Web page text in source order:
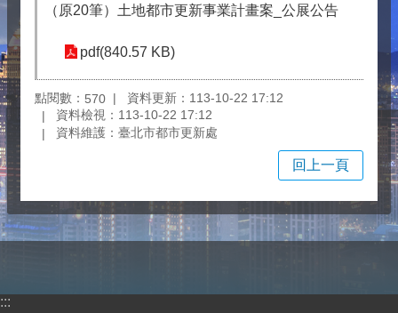
（原20筆）土地都市更新事業計畫案_公展公告
pdf(840.57 KB)
點閱數： 570
資料更新：113-10-22 17:12
資料檢視：113-10-22 17:12
資料維護：臺北市都市更新處
回上一頁
:::